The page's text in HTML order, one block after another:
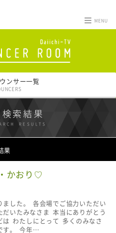
MENU
ンサー一覧
索結果
RESULTS
果
かおり♡
した。 各会場でご協力いただい
いたみなさま 本当にありがとう
わたしにとって 多くのみなさ
す。 今年…